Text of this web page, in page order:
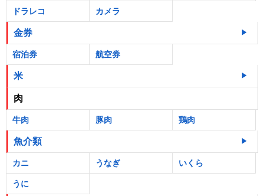
ドラレコ カメラ
金券
宿泊券 航空券
米
肉
牛肉 豚肉 鶏肉
魚介類
カニ うなぎ いくら
うに